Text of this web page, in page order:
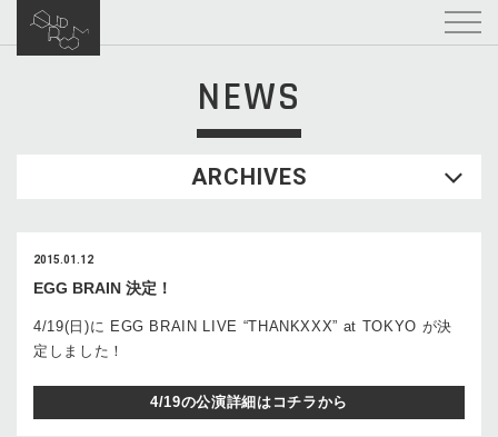
NEWS
ARCHIVES
2015.01.12
EGG BRAIN 決定！
4/19(日)に EGG BRAIN LIVE “THANKXXX” at TOKYO が決
定しました！
4/19の公演詳細はコチラから